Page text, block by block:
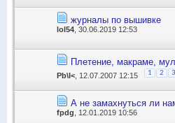
журналы по вышивке
lol54 , 30.06.2019 12:53
Плетение, макраме,
Pb\I< , 12.07.2007 12:15 1 2 3
А не замахнуться ли
fpdg , 12.01.2019 10:56